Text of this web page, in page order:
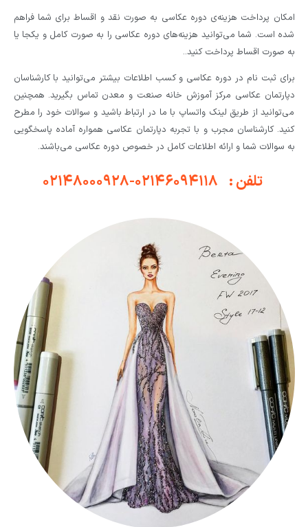
امکان پرداخت هزینه‌ی دوره عکاسی به صورت نقد و اقساط برای شما فراهم
شده است. شما می‌توانید هزینه‌های دوره عکاسی را به صورت کامل و یکجا یا
به صورت اقساط پرداخت کنید..
برای ثبت نام در دوره عکاسی و کسب اطلاعات بیشتر می‌توانید با کارشناسان
دپارتمان عکاسی مرکز آموزش خانه صنعت و معدن تماس بگیرید. همچنین
می‌توانید از طریق لینک واتساپ با ما در ارتباط باشید و سوالات خود را مطرح
کنید. کارشناسان مجرب و با تجربه دپارتمان عکاسی همواره آماده پاسخگویی
به سوالات شما و ارائه اطلاعات کامل در خصوص دوره عکاسی می‌باشند.
تلفن : ۰۲۱۴۶۰۹۴۱۱۸-۰۲۱۴۸۰۰۰۹۲۸